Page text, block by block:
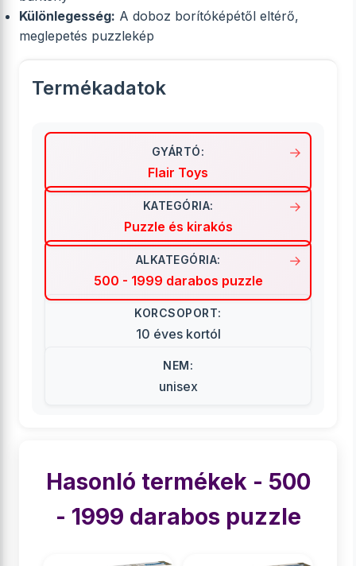
Különlegesség: A doboz borítóképétől eltérő,
meglepetés puzzlekép
Termékadatok
GYÁRTÓ:
Flair Toys
KATEGÓRIA:
Puzzle és kirakós
ALKATEGÓRIA:
500 - 1999 darabos puzzle
KORCSOPORT:
10 éves kortól
NEM:
unisex
Hasonló termékek - 500
- 1999 darabos puzzle